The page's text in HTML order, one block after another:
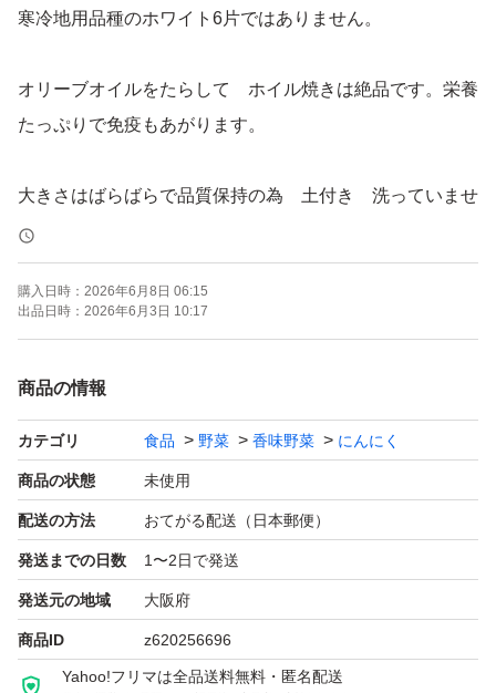
寒冷地用品種のホワイト6片ではありません。
オリーブオイルをたらして ホイル焼きは絶品です。栄養
たっぷりで免疫もあがります。
大きさはばらばらで品質保持の為 土付き 洗っていませ
ん。
除草剤 化学肥料なしで 丁寧に育てました。
下さい。
常温発送ですのですぐに開封を宜しくお願い致します。
写真はサンプルで箱込み 約1キロです。
購入日時： 2026年6月8日 06:15
出品日時： 2026年6月3日 10:17
商品の情報
カテゴリ 食品 野菜 香味野菜 にんにく
商品の状態 未使用
配送の方法 おてがる配送（日本郵便）
発送までの日数 1〜2日で発送
発送元の地域 大阪府
商品ID z620256696
Yahoo!フリマは全品送料無料・匿名配送